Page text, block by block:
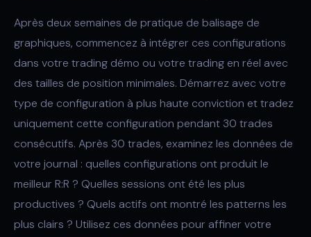
Après deux semaines de pratique de balisage de
graphiques, commencez à intégrer ces configurations
dans votre trading démo ou votre trading en réel avec
des tailles de position minimales. Démarrez avec votre
type de configuration à plus haute conviction et tradez
uniquement cette configuration pendant 30 trades
consécutifs. Après 30 trades, examinez les données de
votre journal : quelles configurations ont produit le
meilleur R:R ? Quelles sessions ont été les plus
productives ? Quels actifs ont montré les patterns les
plus clairs ? Utilisez ces données pour affiner votre